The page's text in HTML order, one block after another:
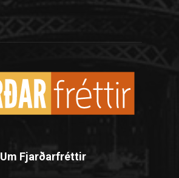
Um Fjarðarfréttir